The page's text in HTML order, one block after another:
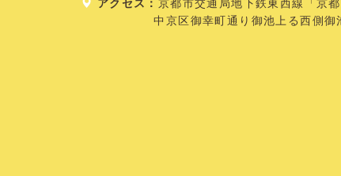
中京区御幸町通り御池上る西側御池通